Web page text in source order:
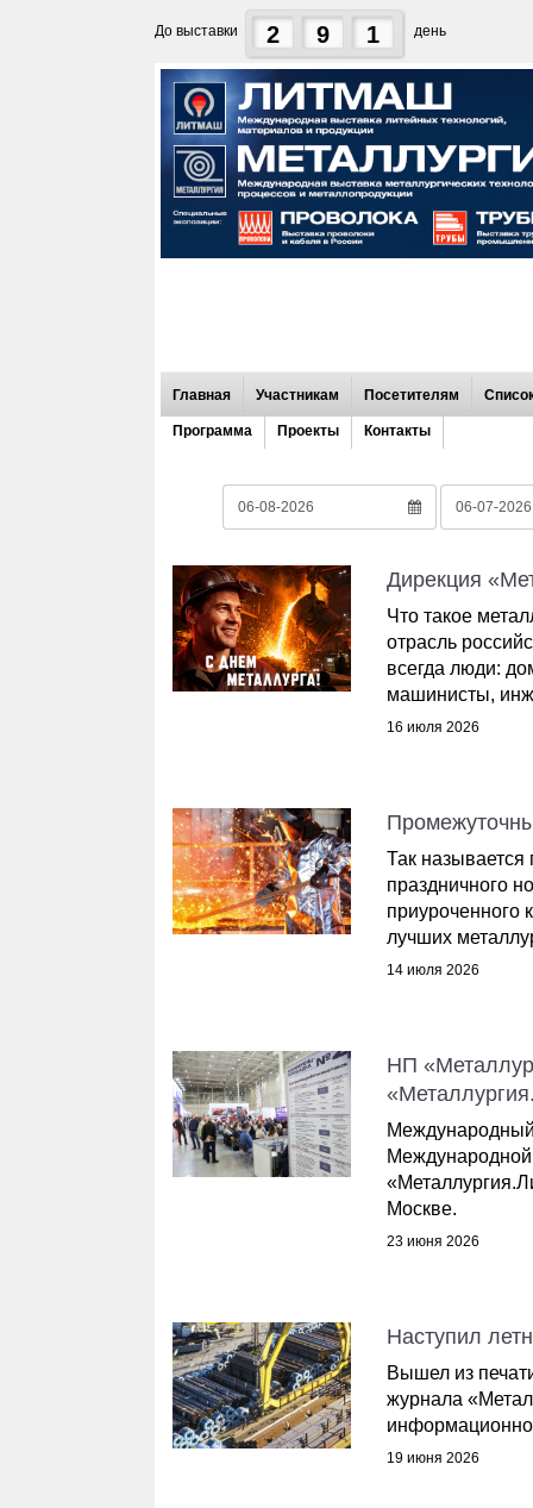
До выставки 2 9 1 день
Главная Участникам Посетителям
Программа Проекты Контакты
Дирекция
Что такое
отрасль
всегда люди:
машинисты,
16 июля 2026
Так
праздничного
приуроченного
лучших
14 июля 2026
НП
Москве.
23 июня 2026
Наступил
Вышел из
журнала
19 июня 2026